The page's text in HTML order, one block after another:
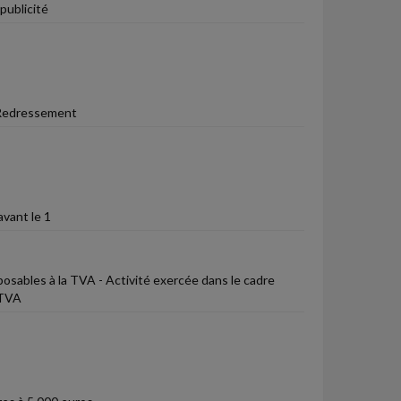
le 1
à la TVA - Activité exercée dans le cadre